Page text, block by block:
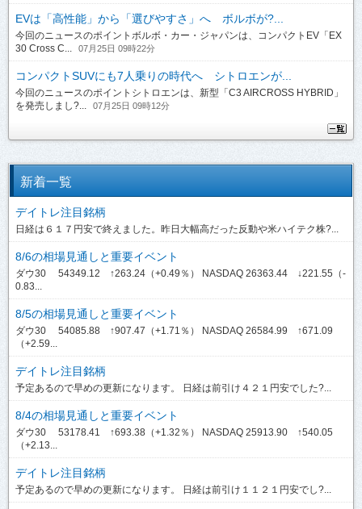
EVは「高性能」から「選びやすさ」へ ボルボが?...
今回のニュースのポイントボルボ・カー・ジャパンは、コンパクトEV「EX
30 Cross C...
07月25日 09時22分
コンパクトSUVにも7人乗りの時代へ シトロエンが...
今回のニュースのポイントシトロエンは、新型「C3 AIRCROSS HYBRID」
を発売しまし?...
07月25日 09時12分
新着一覧
デイトレ注目銘柄
日経は６１７円安で終えました。昨日大幅高だった反動や米ハイテク株?...
8/6の相場見通しと重要イベント
ダウ30 54349.12 ↑263.24（+0.49％） NASDAQ 26363.44 ↓221.55（-
0.83...
8/5の相場見通しと重要イベント
ダウ30 54085.88 ↑907.47（+1.71％） NASDAQ 26584.99 ↑671.09
（+2.59...
デイトレ注目銘柄
予定あるので早めの更新になります。 日経は前引け４２１円安でした?...
8/4の相場見通しと重要イベント
ダウ30 53178.41 ↑693.38（+1.32％） NASDAQ 25913.90 ↑540.05
（+2.13...
デイトレ注目銘柄
予定あるので早めの更新になります。 日経は前引け１１２１円安でし?...